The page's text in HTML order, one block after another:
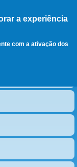
a experiência
com a ativação dos
, ir para a
principal